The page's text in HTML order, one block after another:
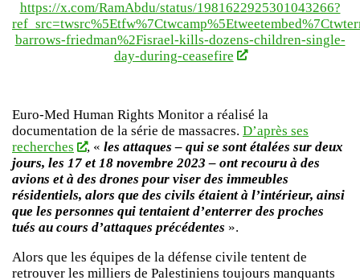
https://x.com/RamAbdu/status/1981622925301043266?
barrows-friedman%2Fisrael-kills-dozens-children-single-
day-during-ceasefire
Euro-Med Human Rights Monitor a réalisé la
documentation de la série de massacres. D’après ses
recherches
, « les attaques – qui se sont étalées sur deux
jours, les 17 et 18 novembre 2023 – ont recouru à des
avions et à des drones pour viser des immeubles
résidentiels, alors que des civils étaient à l’intérieur, ainsi
que les personnes qui tentaient d’enterrer des proches
tués au cours d’attaques précédentes ».
Alors que les équipes de la défense civile tentent de
retrouver les milliers de Palestiniens toujours manquants